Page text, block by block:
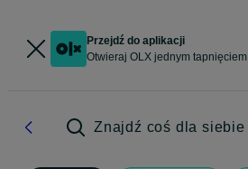
Przejdź do aplikacji
Otwieraj OLX jednym tapnięciem
Znajdź coś dla siebie